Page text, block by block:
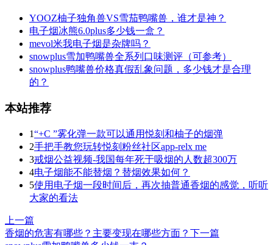
YOOZ柚子独角兽VS雪茄鸭嘴兽，谁才是神？
电子烟冰熊6.0plus多少钱一盒？
mevol米我电子烟是杂牌吗？
snowplus雪加鸭嘴兽全系列口味测评（可参考）
snowplus鸭嘴兽价格真假乱象问题，多少钱才是合理
的？
本站推荐
1“+C ”雾化弹一款可以通用悦刻和柚子的烟弹
2手把手教您玩转悦刻粉丝社区app-relx me
3戒烟公益视频-我国每年死于吸烟的人数超300万
4电子烟能不能替烟？替烟效果如何？
5使用电子烟一段时间后，再次抽普通香烟的感觉，听听
大家的看法
上一篇
香烟的危害有哪些？主要变现在哪些方面？ 下一篇